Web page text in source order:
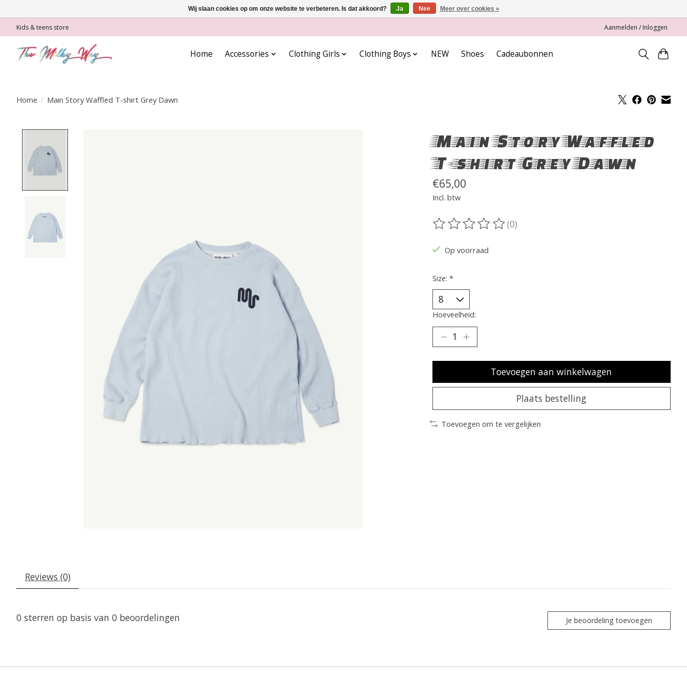
Kids & teens store Aanmelden / Inloggen
Home Accessories Clothing Girls Clothing Boys NEW Shoes Cadeaubonnen
Home / Main Story Waffled T-shirt Grey Dawn
Main Story Waffled
T-shirt Grey Dawn
€65,00
Incl. btw
De beoordeling van dit product is
(0)
Op voorraad
Size: *
Hoeveelheid:
Toevoegen aan winkelwagen
Plaats bestelling
Toevoegen om te vergelijken
Reviews (0)
0 sterren op basis van 0 beoordelingen Je beoordeling toevoegen
Wij slaan cookies op om onze website te verbeteren. Is dat akkoord? Ja Nee Meer over cookies »